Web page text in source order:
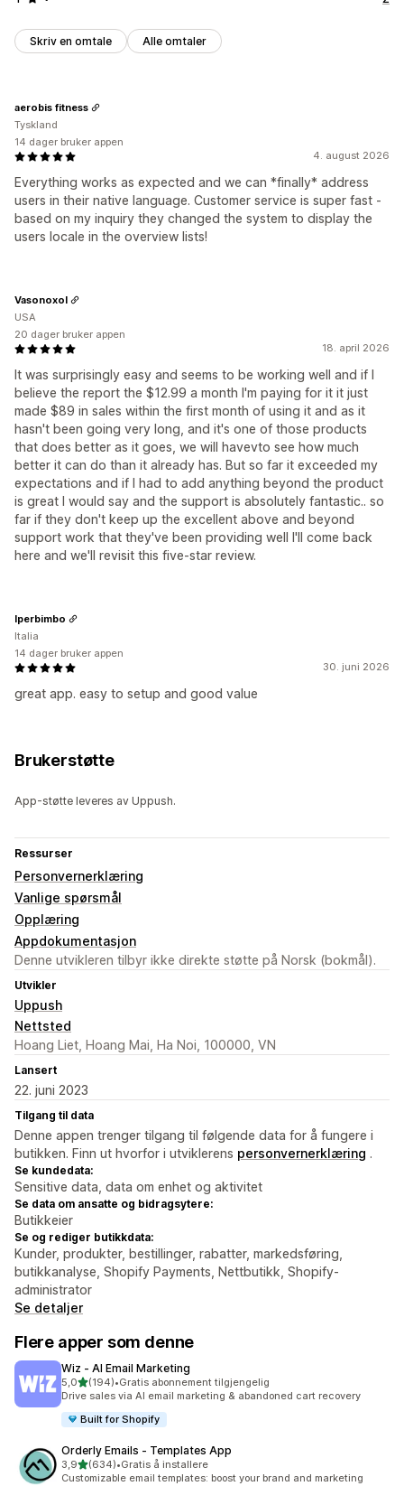
Skriv en omtale Alle omtaler
4. august 2026
Everything works as expected and we can *finally* address
users in their native language. Customer service is super fast -
based on my inquiry they changed the system to display the
users locale in the overview lists!
aerobis fitness
Tyskland
14 dager bruker appen
18. april 2026
It was surprisingly easy and seems to be working well and if I
believe the report the $12.99 a month I'm paying for it it just
made $89 in sales within the first month of using it and as it
hasn't been going very long, and it's one of those products
that does better as it goes, we will havevto see how much
better it can do than it already has. But so far it exceeded my
expectations and if I had to add anything beyond the product
is great I would say and the support is absolutely fantastic.. so
far if they don't keep up the excellent above and beyond
support work that they've been providing well I'll come back
here and we'll revisit this five-star review.
Vasonoxol
USA
20 dager bruker appen
30. juni 2026
great app. easy to setup and good value
Iperbimbo
Italia
14 dager bruker appen
Brukerstøtte
App-støtte leveres av Uppush.
Ressurser
Personvernerklæring
Vanlige spørsmål
Opplæring
Appdokumentasjon
Denne utvikleren tilbyr ikke direkte støtte på Norsk (bokmål).
Utvikler
Uppush
Nettsted
Hoang Liet, Hoang Mai, Ha Noi, 100000, VN
Lansert
22. juni 2023
Tilgang til data
Denne appen trenger tilgang til følgende data for å fungere i
butikken. Finn ut hvorfor i utviklerens personvernerklæring .
Se kundedata:
Sensitive data, data om enhet og aktivitet
Se data om ansatte og bidragsytere:
Butikkeier
Se og rediger butikkdata:
Kunder, produkter, bestillinger, rabatter, markedsføring,
butikkanalyse, Shopify Payments, Nettbutikk, Shopify-
administrator
Se detaljer
Flere apper som denne
Wiz ‑ AI Email Marketing
5,0av 5 stjerner
(194)
Totalt 194 omtaler
•Gratis abonnement tilgjengelig
Drive sales via AI email marketing & abandoned cart recovery
Built for Shopify
Orderly Emails ‑ Templates App
3,9av 5 stjerner
(634)
Totalt 634 omtaler
•Gratis å installere
Customizable email templates: boost your brand and marketing